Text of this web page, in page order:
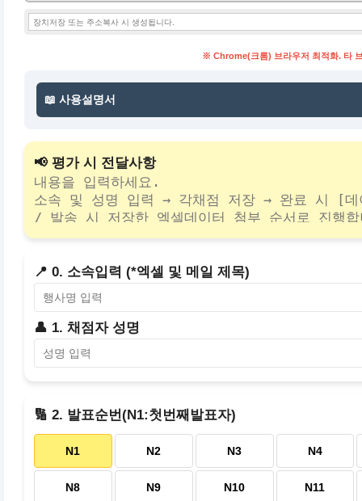
※ Chrome(크롬) 브라우저 최적화. 타
📖 사용설명서
📢 평가 시 전달사항
📍 0. 소속입력 (*엑셀 및 메일 제목)
👤 1. 채점자 성명
🔢 2. 발표순번(N1:첫번째발표자)
N1 N2 N3 N4
N8 N9 N10 N11